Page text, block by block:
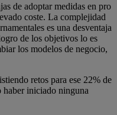
de adoptar medidas en pro
coste. La complejidad
es una desventaja
de los objetivos lo es
los modelos de negocio,
retos para ese 22% de
haber iniciado ninguna